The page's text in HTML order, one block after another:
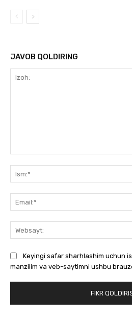
JAVOB QOLDIRING
Keyingi safar sharhlashim uchun
manzilim va veb-saytimni ushbu